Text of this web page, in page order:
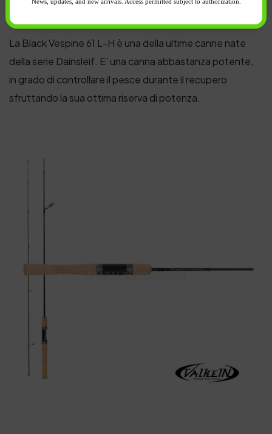
Vespine
La Black Vespine 61 L-H è una della ultime canne nate
della serie Dainsleif. E’ una canna abbastanza potente,
in grado di controllare il pesce durante il recupero
sfruttando la sua ottima riserva di potenza.